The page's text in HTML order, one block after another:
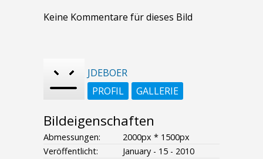
Keine Kommentare für dieses Bild
JDEBOER
PROFIL
GALLERIE
Bildeigenschaften
Abmessungen:
2000px * 1500px
Veröffentlicht:
January - 15 - 2010